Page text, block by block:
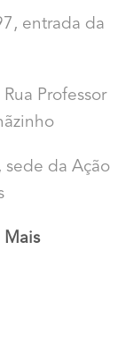
entrada da
Professor
sede da Ação
Mais